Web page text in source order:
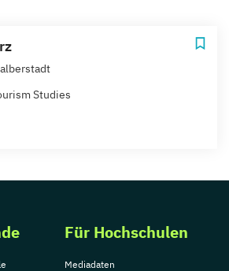
Studies
Für Hochschulen
Mediadaten